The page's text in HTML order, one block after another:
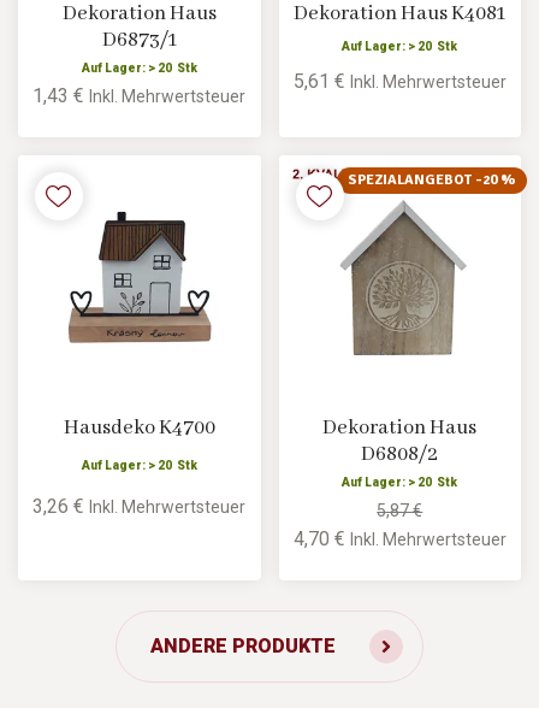
Dekoration Haus
D6873/1
Auf Lager: > 20 Stk
1,43 €Inkl. Mehrwertsteuer
Dekoration Haus K4081
Auf Lager: > 20 Stk
5,61 € Inkl. Mehrwertsteuer
Hausdeko K4700
Auf Lager: > 20 Stk
3,26 €Inkl. Mehrwertsteuer
SPEZIALANGEBOT -20 %
Dekoration Haus
D6808/2
Auf Lager: > 20 Stk
5,87 €
4,70 € Inkl. Mehrwertsteuer
ANDERE PRODUKTE